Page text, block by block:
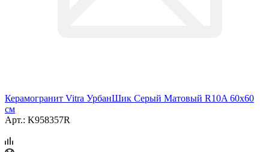
Керамогранит Vitra УрбанШик Серый Матовый R10A 60x60
см
Арт.: K958357R